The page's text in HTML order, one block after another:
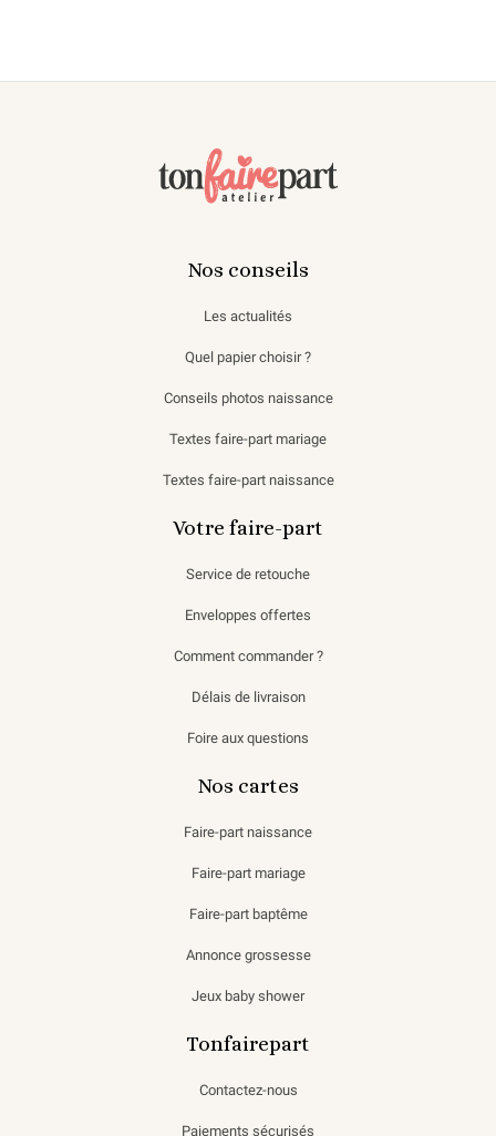
Nos conseils
Les actualités
Quel papier choisir ?
Conseils photos naissance
Textes faire-part mariage
Textes faire-part naissance
Votre faire-part
Service de retouche
Enveloppes offertes
Comment commander ?
Délais de livraison
Foire aux questions
Nos cartes
Faire-part naissance
Faire-part mariage
Faire-part baptême
Annonce grossesse
Jeux baby shower
Tonfairepart
Contactez-nous
Paiements sécurisés